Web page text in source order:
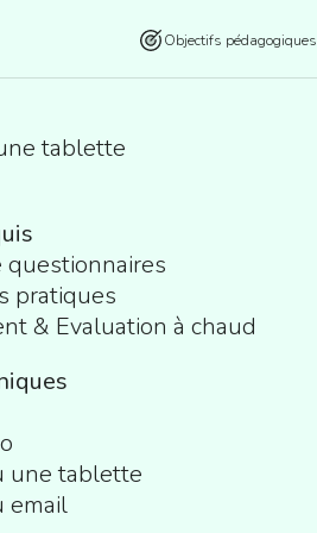
Objectifs pédagogiques
tablette
pratiques
& Evaluation à chaud
une tablette
email